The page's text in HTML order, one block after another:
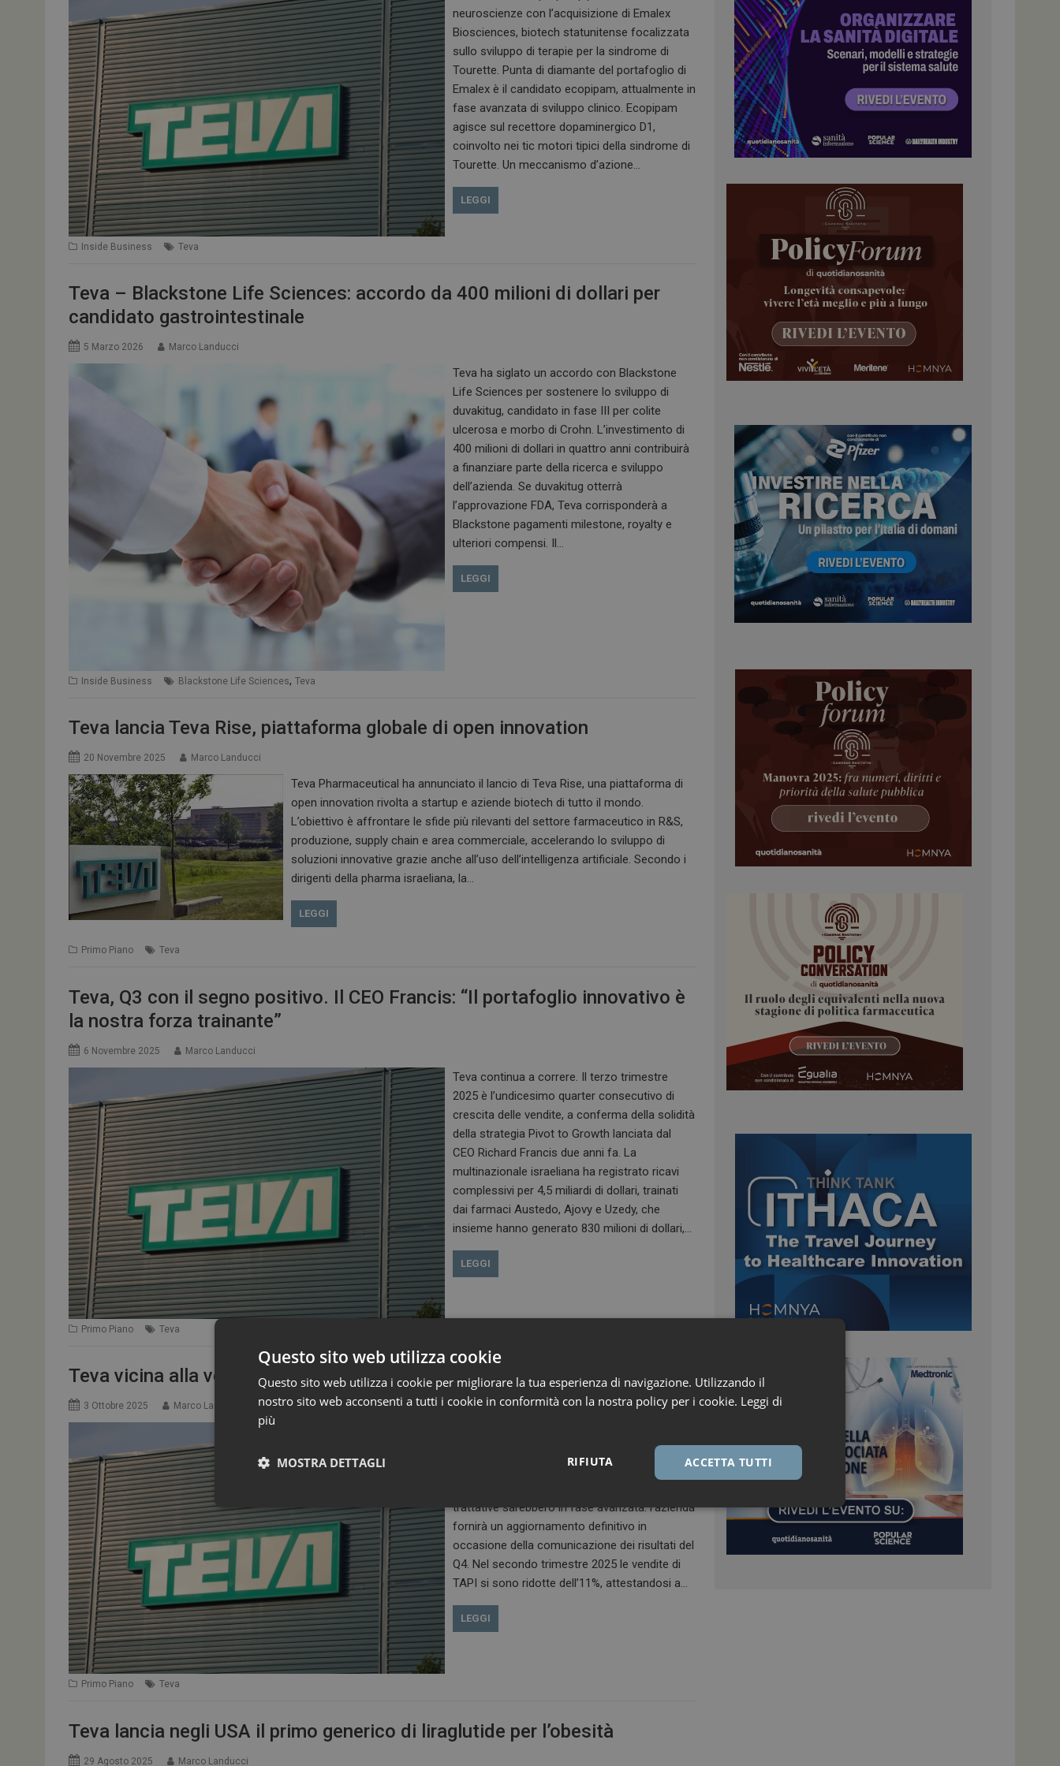
neuroscienze con l’acquisizione di Emalex
Biosciences, biotech statunitense focalizzata
sullo sviluppo di terapie per la sindrome di
Tourette. Punta di diamante del portafoglio di
Emalex è il candidato ecopipam, attualmente in
fase avanzata di sviluppo clinico. Ecopipam
agisce sul recettore dopaminergico D1,
coinvolto nei tic motori tipici della sindrome di
Tourette. Un meccanismo d’azione…
LEGGI
Inside Business Teva
Teva – Blackstone Life Sciences: accordo da 400 milioni di dollari per
candidato gastrointestinale
5 Marzo 2026 Marco Landucci
Teva ha siglato un accordo con Blackstone
Life Sciences per sostenere lo sviluppo di
duvakitug, candidato in fase III per colite
ulcerosa e morbo di Crohn. L’investimento di
400 milioni di dollari in quattro anni contribuirà
a finanziare parte della ricerca e sviluppo
dell’azienda. Se duvakitug otterrà
l’approvazione FDA, Teva corrisponderà a
Blackstone pagamenti milestone, royalty e
ulteriori compensi. Il…
LEGGI
Inside Business Blackstone Life Sciences, Teva
Teva lancia Teva Rise, piattaforma globale di open innovation
20 Novembre 2025 Marco Landucci
Teva Pharmaceutical ha annunciato il lancio di Teva Rise, una piattaforma di
open innovation rivolta a startup e aziende biotech di tutto il mondo.
L’obiettivo è affrontare le sfide più rilevanti del settore farmaceutico in R&S,
produzione, supply chain e area commerciale, accelerando lo sviluppo di
soluzioni innovative grazie anche all’uso dell’intelligenza artificiale. Secondo i
dirigenti della pharma israeliana, la…
LEGGI
Primo Piano Teva
Teva, Q3 con il segno positivo. Il CEO Francis: “Il portafoglio innovativo è
la nostra forza trainante”
6 Novembre 2025 Marco Landucci
Teva continua a correre. Il terzo trimestre
2025 è l’undicesimo quarter consecutivo di
crescita delle vendite, a conferma della solidità
della strategia Pivot to Growth lanciata dal
CEO Richard Francis due anni fa. La
multinazionale israeliana ha registrato ricavi
complessivi per 4,5 miliardi di dollari, trainati
dai farmaci Austedo, Ajovy e Uzedy, che
insieme hanno generato 830 milioni di dollari,…
LEGGI
Primo Piano Teva
Teva vicina alla vendita della divisione che produce i principi attivi
3 Ottobre 2025 Marco Landucci
Active Pharmaceutical Ingredients), la divisione
che produce i principi attivi farmaceutici (API)
trattative sarebbero in fase avanzata: l’azienda
fornirà un aggiornamento definitivo in
occasione della comunicazione dei risultati del
Q4. Nel secondo trimestre 2025 le vendite di
TAPI si sono ridotte dell’11%, attestandosi a…
LEGGI
Primo Piano Teva
Teva lancia negli USA il primo generico di liraglutide per l’obesità
29 Agosto 2025 Marco Landucci
Questo sito web utilizza cookie
Questo sito web utilizza i cookie per migliorare la tua esperienza di navigazione. Utilizzando il
nostro sito web acconsenti a tutti i cookie in conformità con la nostra policy per i cookie. Leggi di
più
ACCETTA TUTTI
RIFIUTA
MOSTRA DETTAGLI
Necessari Marketing
Necessari
I cookie necessari contribuiscono a rendere fruibile il sito web abilitandone funzionalità di base quali la navigazione sulle pagine
e l'accesso alle aree protette del sito. Il sito web non è in grado di funzionare correttamente senza questi cookie.
.dailyhealthindustry.it
servizio di analisi più comunemente utilizzato da Google.